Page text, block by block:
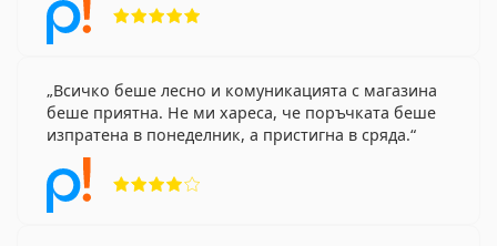
Всичко беше лесно и комуникацията с магазина
беше приятна. Не ми хареса, че поръчката беше
изпратена в понеделник, а пристигна в сряда.